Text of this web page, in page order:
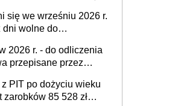
mieszkania
się we wrześniu 2026 r.
dni wolne do
2026 r. - do odliczenia
przepisane przez
Uwaga na limit 100 zł
PIT po dożyciu wieku
85 528 zł